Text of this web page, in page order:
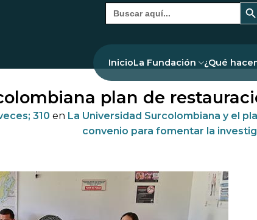
Buscar:
InicioLa Fundación ¿Qué
plan de
310 en La Universidad Surcolombiana y el
convenio para fomentar la